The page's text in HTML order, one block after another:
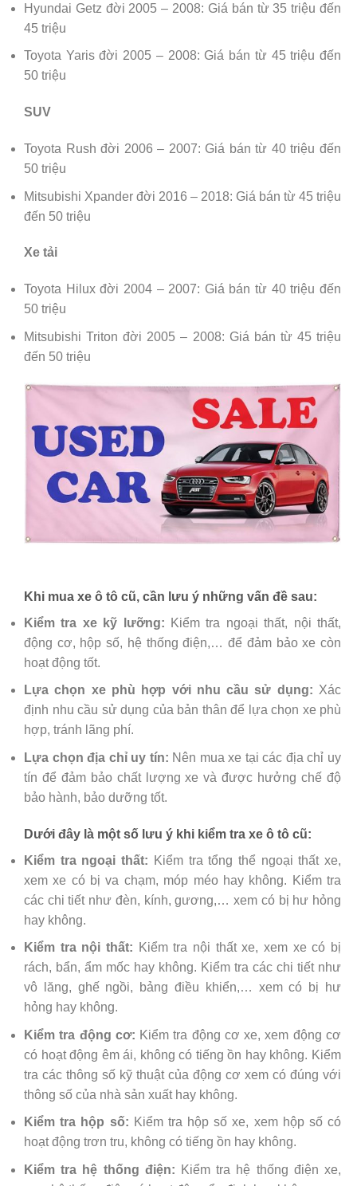
Hyundai Getz đời 2005 – 2008: Giá bán từ 35 triệu đến
45 triệu
Toyota Yaris đời 2005 – 2008: Giá bán từ 45 triệu đến
50 triệu
SUV
Toyota Rush đời 2006 – 2007: Giá bán từ 40 triệu đến
50 triệu
Mitsubishi Xpander đời 2016 – 2018: Giá bán từ 45 triệu
đến 50 triệu
Xe tải
Toyota Hilux đời 2004 – 2007: Giá bán từ 40 triệu đến
50 triệu
Mitsubishi Triton đời 2005 – 2008: Giá bán từ 45 triệu
đến 50 triệu
Khi mua xe ô tô cũ, cần lưu ý những vấn đề sau:
Kiểm tra xe kỹ lưỡng: Kiểm tra ngoại thất, nội thất,
động cơ, hộp số, hệ thống điện,… để đảm bảo xe còn
hoạt động tốt.
Lựa chọn xe phù hợp với nhu cầu sử dụng: Xác
định nhu cầu sử dụng của bản thân để lựa chọn xe phù
hợp, tránh lãng phí.
Lựa chọn địa chỉ uy tín: Nên mua xe tại các địa chỉ uy
tín để đảm bảo chất lượng xe và được hưởng chế độ
bảo hành, bảo dưỡng tốt.
Dưới đây là một số lưu ý khi kiểm tra xe ô tô cũ:
Kiểm tra ngoại thất: Kiểm tra tổng thể ngoại thất xe,
xem xe có bị va chạm, móp méo hay không. Kiểm tra
các chi tiết như đèn, kính, gương,… xem có bị hư hỏng
hay không.
Kiểm tra nội thất: Kiểm tra nội thất xe, xem xe có bị
rách, bẩn, ẩm mốc hay không. Kiểm tra các chi tiết như
vô lăng, ghế ngồi, bảng điều khiển,… xem có bị hư
hỏng hay không.
Kiểm tra động cơ: Kiểm tra động cơ xe, xem động cơ
có hoạt động êm ái, không có tiếng ồn hay không. Kiểm
tra các thông số kỹ thuật của động cơ xem có đúng với
thông số của nhà sản xuất hay không.
Kiểm tra hộp số: Kiểm tra hộp số xe, xem hộp số có
hoạt động trơn tru, không có tiếng ồn hay không.
Kiểm tra hệ thống điện: Kiểm tra hệ thống điện xe,